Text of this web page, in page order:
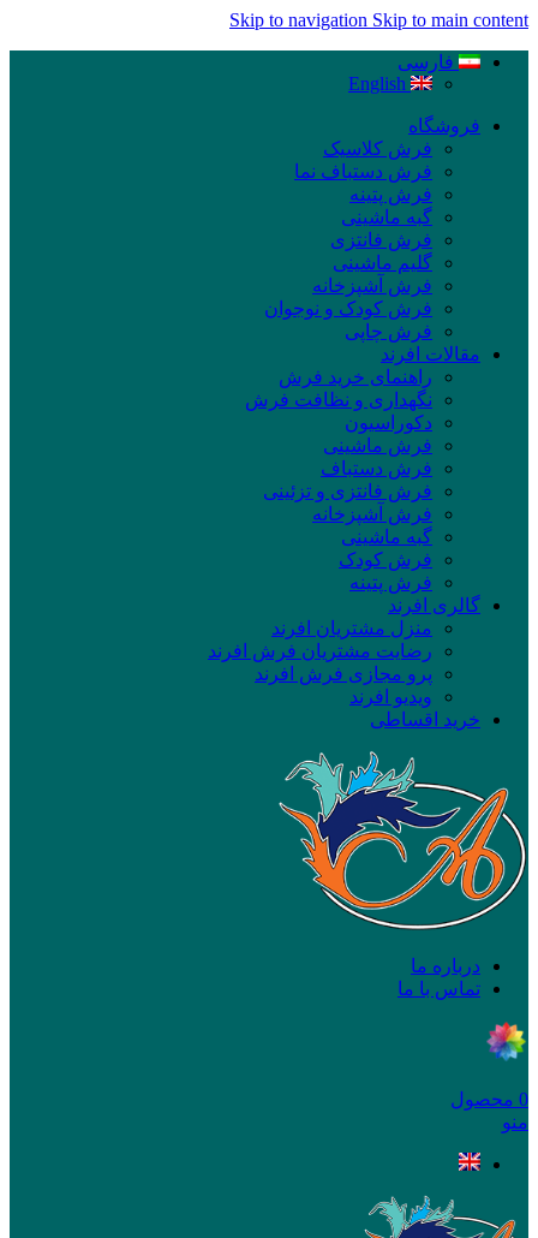
Skip to navigation Skip to main content
فارسی
English
فروشگاه
فرش کلاسیک
فرش دستباف نما
فرش پتینه
گبه ماشینی
فرش فانتزی
گلیم ماشینی
فرش آشپزخانه
فرش کودک و نوجوان
فرش چاپی
مقالات افرند
راهنمای خرید فرش
نگهداری و نظافت فرش
دکوراسیون
فرش ماشینی
فرش دستباف
فرش فانتزی و تزئینی
فرش آشپزخانه
گبه ماشینی
فرش کودک
فرش پتینه
گالری افرند
منزل مشتریان افرند
رضایت مشتریان فرش افرند
پرو مجازی فرش افرند
ویدیو افرند
خرید اقساطی
درباره ما
تماس با ما
0 محصول
منو